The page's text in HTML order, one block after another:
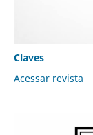
Claves
Acessar revista